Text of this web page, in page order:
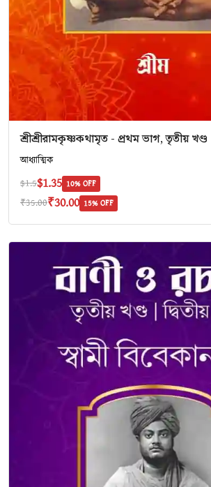
শ্রীশ্রীরামকৃষ্ণকথামৃত - প্রথম ভাগ, তৃতীয় খণ্ড
আধ্যাত্মিক
$1.5$1.35 10% OFF
₹35.00₹30.00 15% OFF